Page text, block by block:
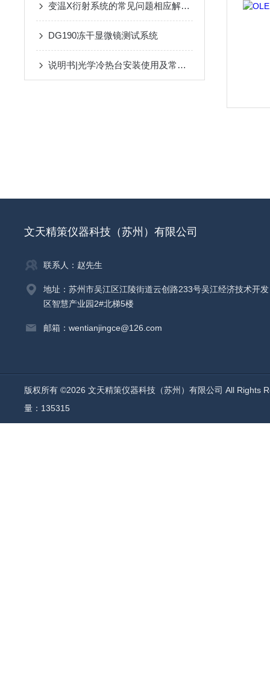
变温X衍射系统的常见问题相应解决方法分享
DG190冻干显微镜测试系统
说明书|光学冷热台安装使用及常见问题解答
文天精策仪器科技（苏州）有限公司
联系人：赵先生
地址：苏州市吴江区江陵街道云创路233号吴江经济技术开发
区智慧产业园2#北梯5楼
邮箱：wentianjingce@126.com
版权所有 ©2026 文天精策仪器科技（苏州）有限公司 All
量：135315